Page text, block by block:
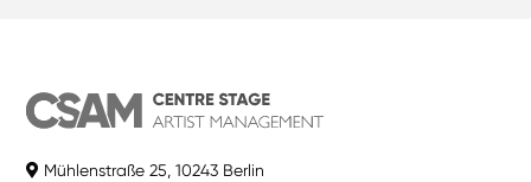
Mühlenstraße 25, 10243 Berlin